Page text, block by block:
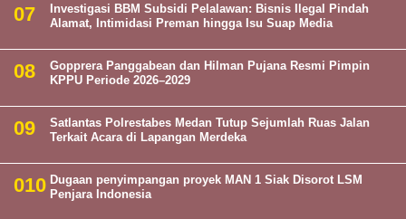
Investigasi BBM Subsidi Pelalawan: Bisnis Ilegal Pindah
Alamat, Intimidasi Preman hingga Isu Suap Media
Gopprera Panggabean dan Hilman Pujana Resmi Pimpin
KPPU Periode 2026–2029
Satlantas Polrestabes Medan Tutup Sejumlah Ruas Jalan
Terkait Acara di Lapangan Merdeka
Dugaan penyimpangan proyek MAN 1 Siak Disorot LSM
Penjara Indonesia